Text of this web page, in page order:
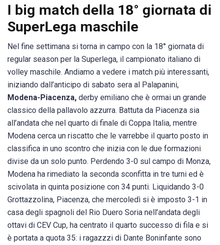
I big match della 18° giornata di
SuperLega maschile
Nel fine settimana si torna in campo con la 18° giornata di
regular season per la Superlega, il campionato italiano di
volley maschile. Andiamo a vedere i match più interessanti,
iniziando dall’anticipo di sabato sera al Palapanini,
Modena-Piacenza, derby emiliano che è ormai un grande
classico della pallavolo azzurra. Battuta da Piacenza sia
all’andata che nel quarto di finale di Coppa Italia, mentre
Modena cerca un riscatto che le varrebbe il quarto posto in
classifica in uno scontro che inizia con le due formazioni
divise da un solo punto. Perdendo 3-0 sul campo di Monza,
Modena ha rimediato la seconda sconfitta in tre turni ed è
scivolata in quinta posizione con 34 punti. Liquidando 3-0
Grottazzolina, Piacenza, che mercoledì si è imposto 3-1 in
casa degli spagnoli del Rio Duero Soria nell’andata degli
ottavi di CEV Cup, ha centrato il quarto successo di fila e si
è portata a quota 35: i ragazzzi di Dante Boninfante sono